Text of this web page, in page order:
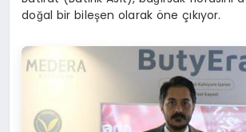
doğal bir bileşen olarak öne çıkıyor.